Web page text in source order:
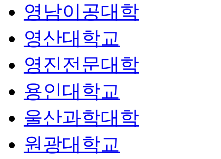
영남이공대학
영산대학교
영진전문대학
용인대학교
울산과학대학
원광대학교